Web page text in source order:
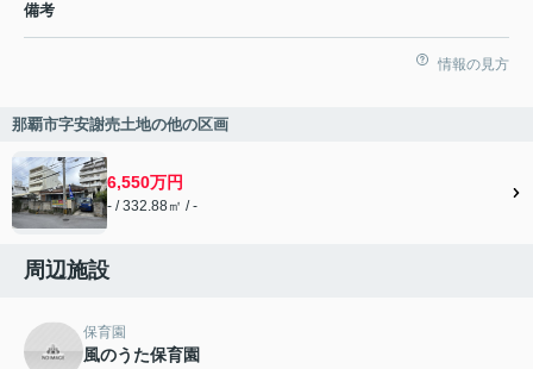
備考
情報の見方
那覇市字安謝売土地の他の区画
6,550万円
- / 332.88㎡ / -
周辺施設
保育園
風のうた保育園